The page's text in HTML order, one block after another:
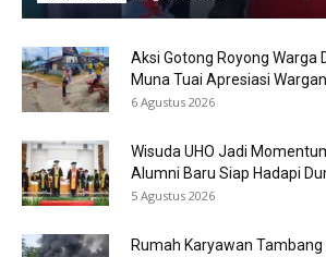
Aksi Gotong Royong Warga
Muna Tuai Apresiasi
6 Agustus 2026
Wisuda UHO Jadi
Alumni Baru Siap Hadapi
5 Agustus 2026
Rumah Karyawan